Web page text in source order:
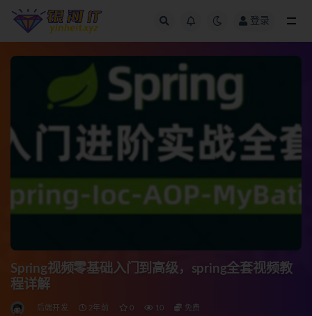
登录
Spring视频零基础入门到高级，spring全套视频教
程详解
后端开发 2年前 0 10 免费